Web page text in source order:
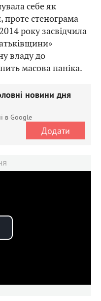
себе як
проте стенограма
року засвідчила
владу до
масова паніка.
новини дня
в Google
Додати